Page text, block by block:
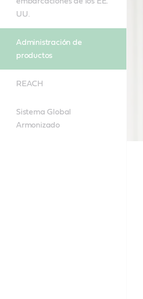
UU.
Administración de
productos
REACH
Sistema Global
Armonizado